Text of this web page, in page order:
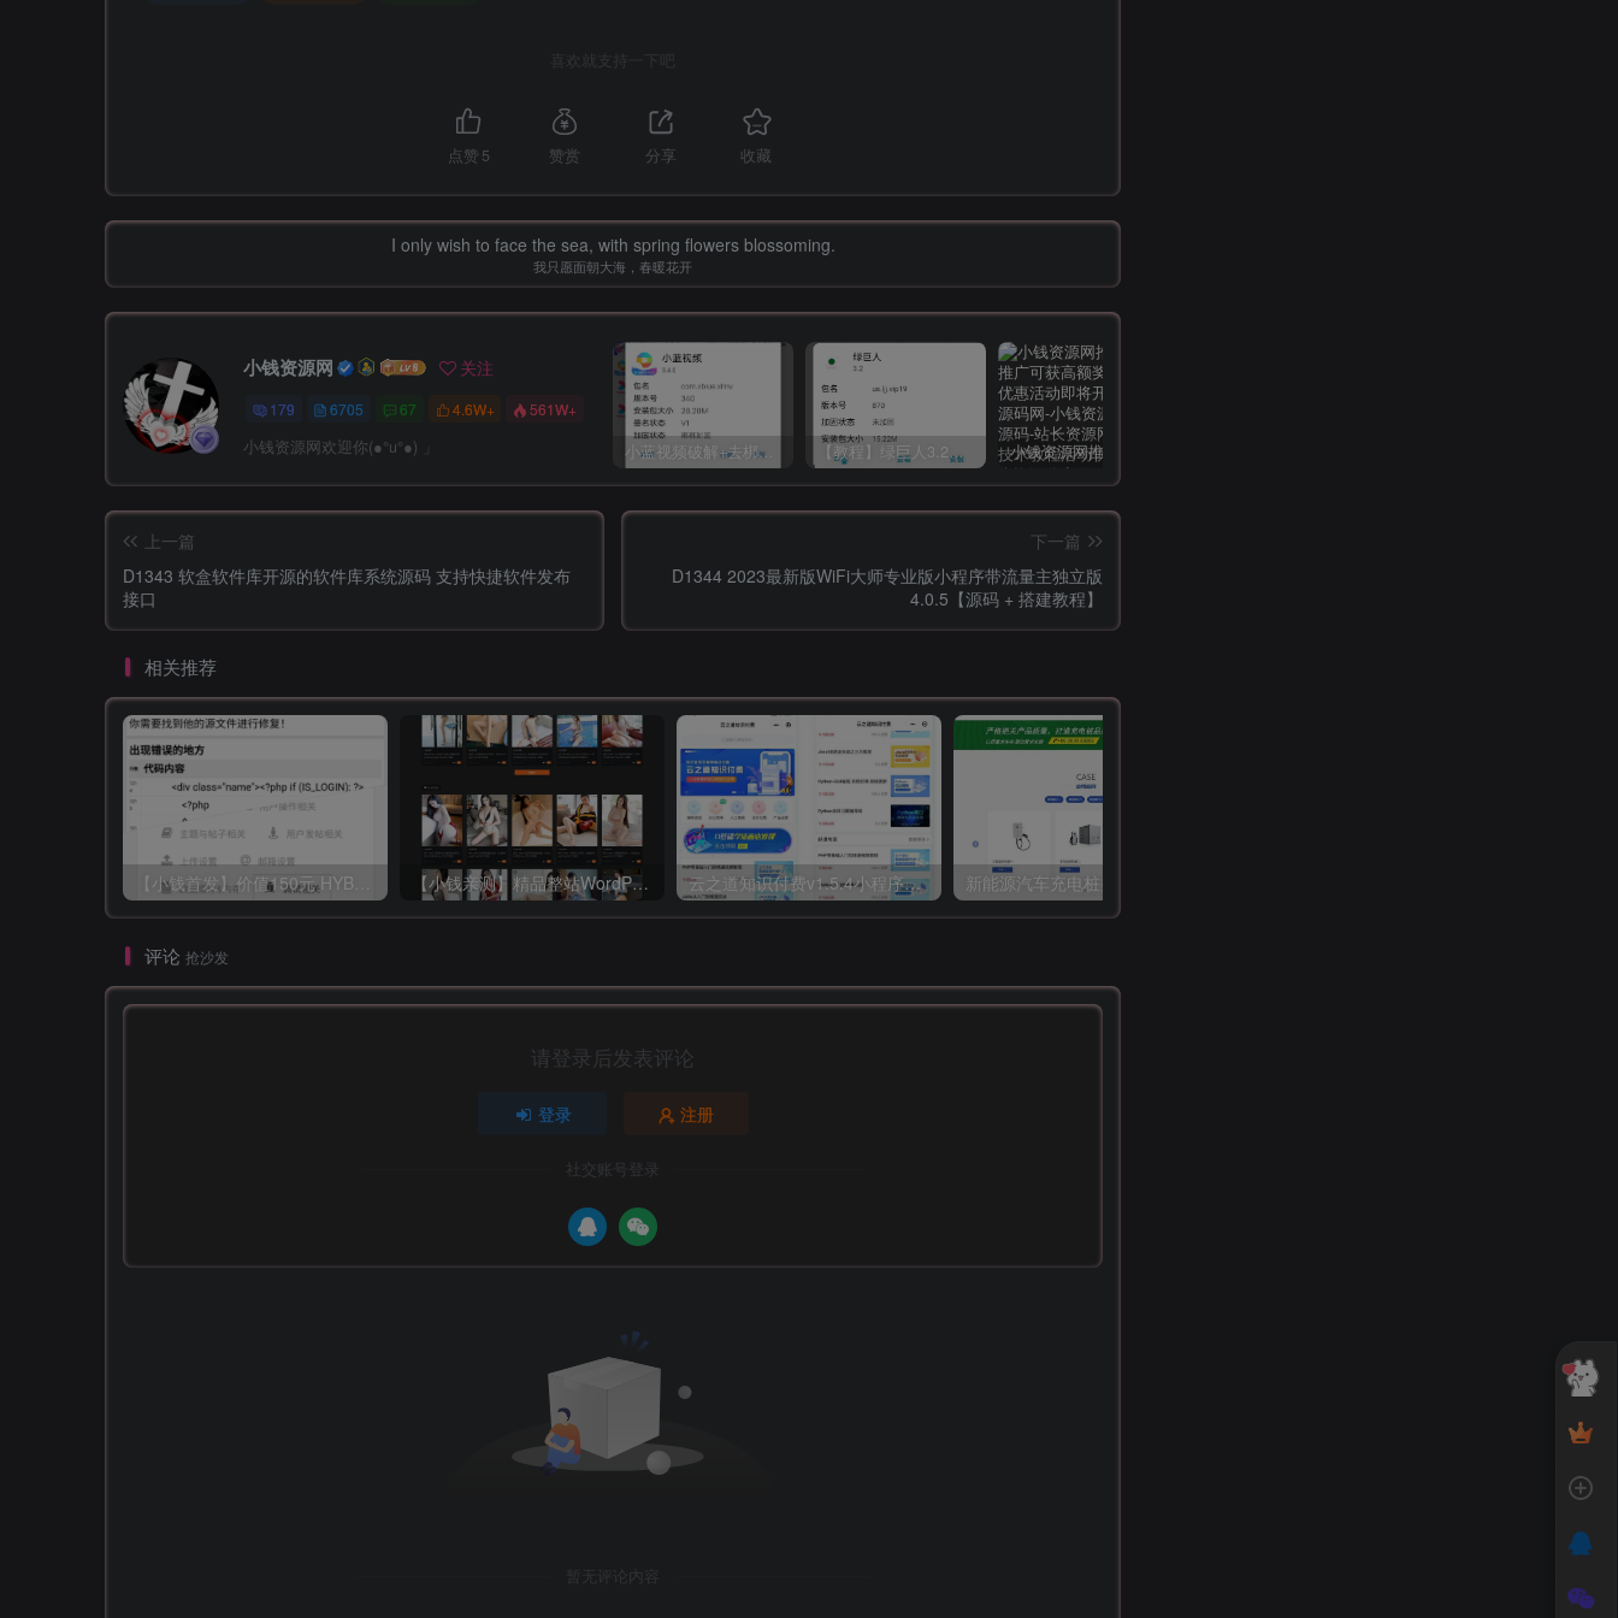
喜欢就支持一下吧
点赞 5 赞赏 分享 收藏
I only wish to face the sea, with spring flowers blossoming.
我只愿面朝大海，春暖花开
小钱资源网 关注
179 6705 67 4.6W+ 561W+
小钱资源网欢迎你(●°u°●)​ 」 小蓝视频破解+去梆梆加固教程 【教程】绿巨人3.2破解详细教学
上一篇
D1343 软盒软件库开源的软件库系统源码 支持快捷软件发布
接口
下一篇
D1344 2023最新版WiFi大师专业版小程序带流量主独立版
4.0.5【源码 + 搭建教程】
相关推荐
【小钱首发】价值150元 HYBBS模板大牛窝社区ND_mobile手机模板v2.7.2 免授权 【小钱亲测】精品整站WordPress自适应美女写真网站源码/美图整站源码带数据/安装即可运营 云之道知识付费v1.5.4小程序+前端（含pc付费插件）
评论 抢沙发
请登录后发表评论
登录 注册
社交账号登录
暂无评论内容